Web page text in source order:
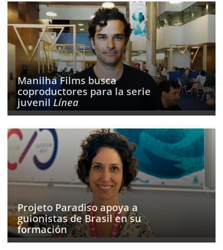
Manilha Films busca
coproductores para la serie
juvenil Línea
Projeto Paradiso apoya a
guionistas de Brasil en su
formación